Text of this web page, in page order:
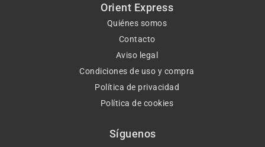
Orient Express
Quiénes somos
Contacto
Aviso legal
Condiciones de uso y compra
Política de privacidad
Política de cookies
Síguenos